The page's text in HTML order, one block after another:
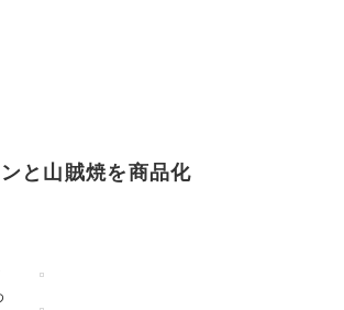
と山賊焼を商品化